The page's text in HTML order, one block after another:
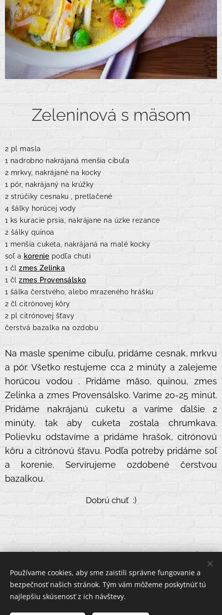
Zeleninová s mäsom
2 pl masla
1 nadrobno nakrájaná menšia cibuľa
2 mrkvy, nakrájané na kocky
1 pór, nakrájaný na krúžky
2 strúčiky cesnaku , pretlačené
4 šálky horúcej vody
1 ks kuracie prsia, nakrájane na úzke rezance
2 šálky quinoa
1 menšia cuketa, nakrájaná na malé kocky
soľ a korenie podľa chuti
1 člzmes Zelinka
1 člzmes Provensálsko
1 šálka čerstvého, alebo mrazeného hrášku
2 čl citrónovej kôry
2 pl citrónovej šťavy
čerstvá bazalka na ozdobu
Na masle speníme cibuľu, pridáme cesnak, mrkvu
a pór. Všetko restujeme cca 2 minúty a zalejeme
horúcou vodou . Pridáme mäso, quinou, zmes
Zelinka a zmes Provensálsko. Varíme 20-25 minút.
Pridáme nakrájanú cuketu a varíme ďalšie 2
minúty, tak aby cuketa zostala chrumkava.
Polievku odstavíme a pridáme hrašok, citrónovú
kôru a citrónovú šťavu. Podľa potreby pridáme soľ
a korenie. Servírujeme ozdobené čerstvou
bazalkou.
Dobrú chuť :)
:eshop@zelpak.eueshop:
Používame cookies, aby sme zaistili správne fungovanie a
bezpečnosť našich stránok. Tým vám môžeme poskytnúť tú
najlepšiu skúsenosť z ich návštevy.